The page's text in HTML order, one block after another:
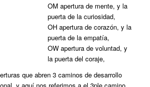
OM apertura de mente, y la
puerta de la curiosidad,
OH apertura de corazón, y la
puerta de la empatía,
OW apertura de voluntad, y
la puerta del coraje,
que abren 3 caminos de desarrollo